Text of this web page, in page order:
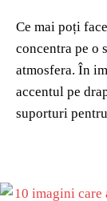
Ce mai poți
concentra pe o
atmosfera. În
accentul pe
suporturi